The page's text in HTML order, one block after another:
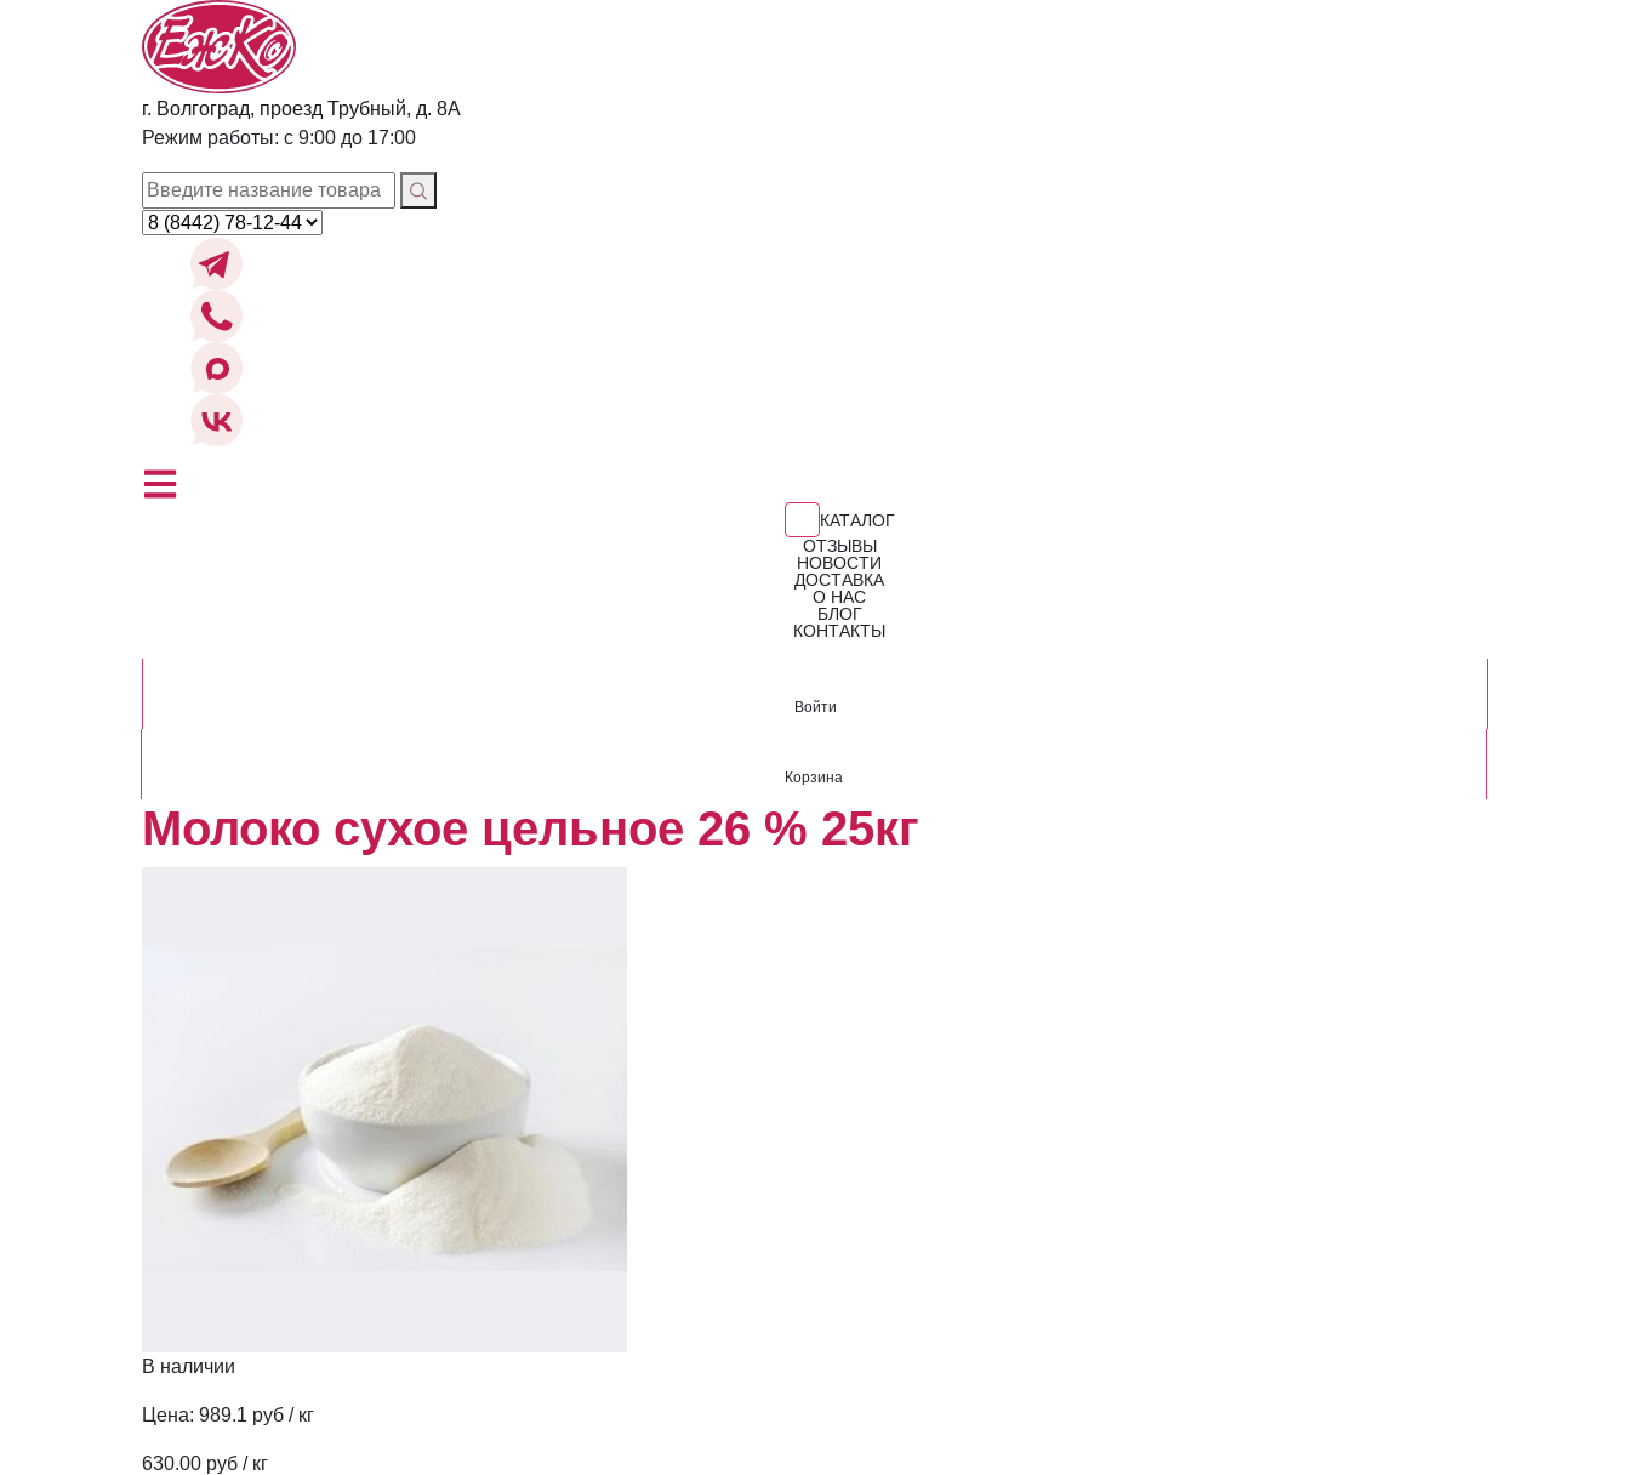
г. Волгоград, проезд Трубный, д. 8А
Режим работы: с 9:00 до 17:00
КАТАЛОГ
ОТЗЫВЫ
НОВОСТИ
ДОСТАВКА
О НАС
БЛОГ
КОНТАКТЫ
Войти
Корзина
Молоко сухое цельное 26 % 25кг
В наличии
Цена: 989.1 руб / кг
630.00 руб / кг